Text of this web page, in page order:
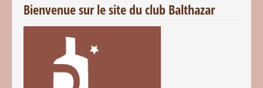
Bienvenue sur le site du club Balthazar